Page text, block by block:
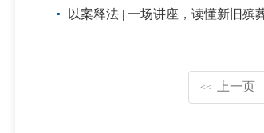
以案释法 | 一场讲座，读懂新旧殡
<< 上一页